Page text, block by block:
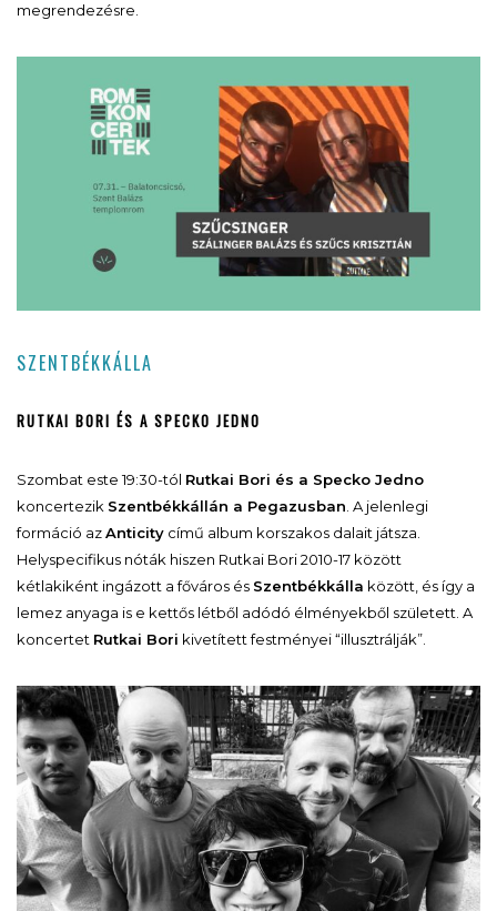
megrendezésre.
SZENTBÉKKÁLLA
RUTKAI BORI ÉS A SPECKO JEDNO
Szombat este 19:30-tól Rutkai Bori és a Specko Jedno
koncertezik Szentbékkállán a Pegazusban . A jelenlegi
formáció azAnticity című album korszakos dalait játsza.
Helyspecifikus nóták hiszen Rutkai Bori 2010-17 között
kétlakiként ingázott a főváros és Szentbékkálla között, és így a
lemez anyaga is e kettős létből adódó élményekből született. A
koncertet Rutkai Bori kivetített festményei “illusztrálják”.